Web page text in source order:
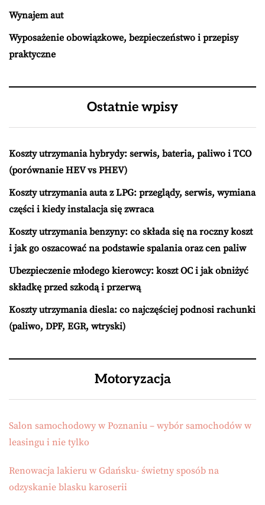
Wynajem aut
Wyposażenie obowiązkowe, bezpieczeństwo i przepisy
praktyczne
Ostatnie wpisy
Koszty utrzymania hybrydy: serwis, bateria, paliwo i TCO
(porównanie HEV vs PHEV)
Koszty utrzymania auta z LPG: przeglądy, serwis, wymiana
części i kiedy instalacja się zwraca
Koszty utrzymania benzyny: co składa się na roczny koszt
i jak go oszacować na podstawie spalania oraz cen paliw
Ubezpieczenie młodego kierowcy: koszt OC i jak obniżyć
składkę przed szkodą i przerwą
Koszty utrzymania diesla: co najczęściej podnosi rachunki
(paliwo, DPF, EGR, wtryski)
Motoryzacja
Salon samochodowy w Poznaniu – wybór samochodów w
leasingu i nie tylko
Renowacja lakieru w Gdańsku- świetny sposób na
odzyskanie blasku karoserii